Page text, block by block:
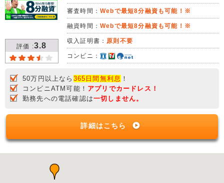
評価 :3.8
審査時間： Webで最短8分融資も可能！※
融資時間： Webで最短8分融資も可能！※
収入証明書： 原則不要
コンビニ：
50万円以上なら 365日間無利息 ！
コンビニATM可能！ アプリでカードレス！
勤務先への電話確認は一切しません。
詳細はこちら